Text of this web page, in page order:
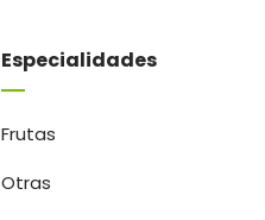
Especialidades
Frutas
Otras